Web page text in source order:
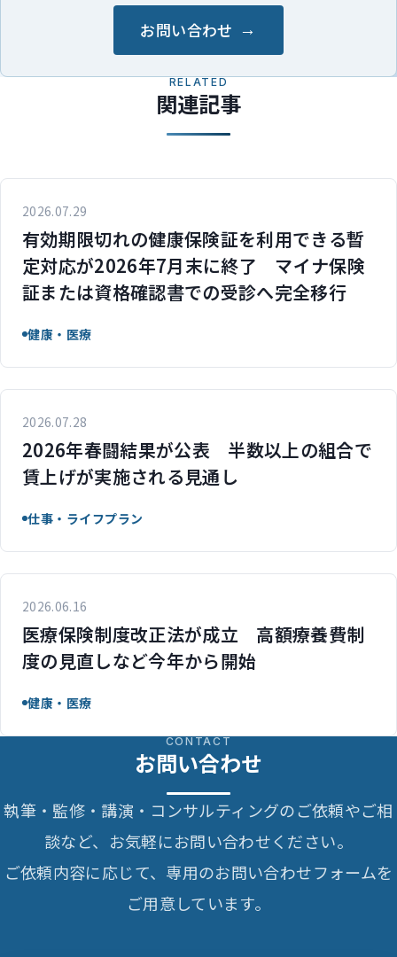
お問い合わせ
RELATED
関連記事
2026.07.29
有効期限切れの健康保険証を利用できる暫
定対応が2026年7月末に終了 マイナ保険
証または資格確認書での受診へ完全移行
健康・医療
2026.07.28
2026年春闘結果が公表 半数以上の組合で
賃上げが実施される見通し
仕事・ライフプラン
2026.06.16
医療保険制度改正法が成立 高額療養費制
度の見直しなど今年から開始
健康・医療
CONTACT
お問い合わせ
執筆・監修・講演・コンサルティングのご依頼やご相
談など、お気軽にお問い合わせください。
ご依頼内容に応じて、専用のお問い合わせフォームを
ご用意しています。